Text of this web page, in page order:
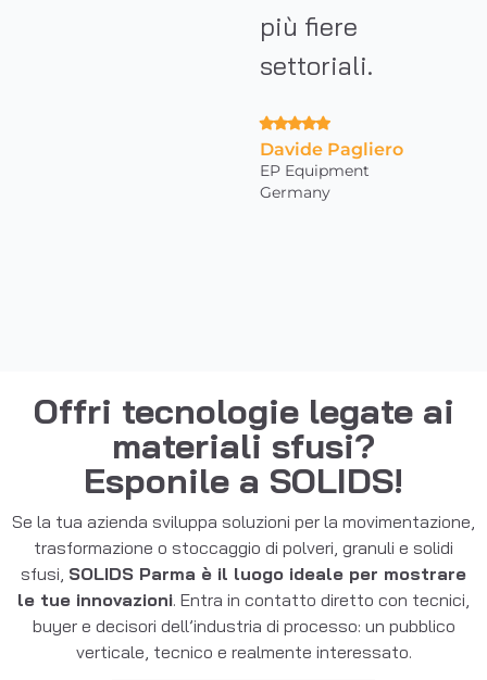
più fiere
settoriali.
Davide Pagliero
EP Equipment
Germany
Offri tecnologie legate ai
materiali sfusi?
Esponile a SOLIDS!
Se la tua azienda sviluppa soluzioni per la movimentazione,
trasformazione o stoccaggio di polveri, granuli e solidi
sfusi, SOLIDS Parma è il luogo ideale per mostrare
le tue innovazioni. Entra in contatto diretto con tecnici,
buyer e decisori dell’industria di processo: un pubblico
verticale, tecnico e realmente interessato.